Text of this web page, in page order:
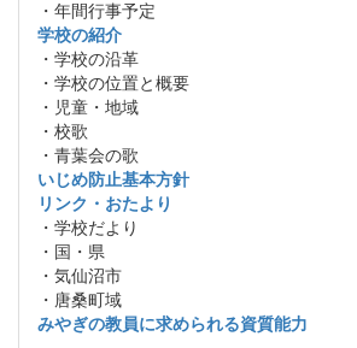
・年間行事予定
学校の紹介
・学校の沿革
・学校の位置と概要
・児童・地域
・校歌
・青葉会の歌
いじめ防止基本方針
リンク・おたより
・学校だより
・国・県
・気仙沼市
・唐桑町域
みやぎの教員に求められる資質能力